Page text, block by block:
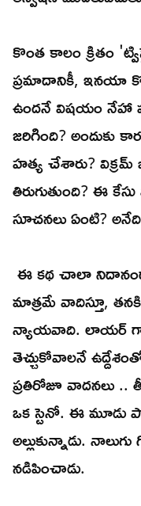
కొంత కాలం క్రితం
ప్రమాదానికీ, ఇనయా
ఉందనే విషయం నేహా
జరిగింది? అందుకు
హత్య చేశారు? విక్రమ్
తిరుగుతుంది? ఈ
సూచనలు ఏంటి?
ఈ కథ చాలా నిదానంగా
మాత్రమే వాదిస్తూ,
న్యాయవాది. లాయర్ గా
తెచ్చుకోవాలనే
ప్రతిరోజూ వాదనలు ..
ఒక స్టెనో. ఈ మూడు
అల్లుకున్నాడు.
నడిపించాడు.